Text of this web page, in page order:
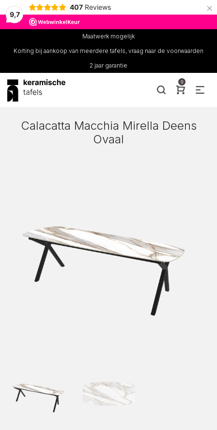
9,7
407 Reviews ×
Maatwerk mogelijk
Korting bij aankoop van meerdere tafels, vraag naar de voorwaarden
2 jaar garantie
0
Calacatta Macchia Mirella Deens
Ovaal